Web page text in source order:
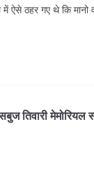
ठहर गए थे कि मानो
तिवारी मेमोरियल